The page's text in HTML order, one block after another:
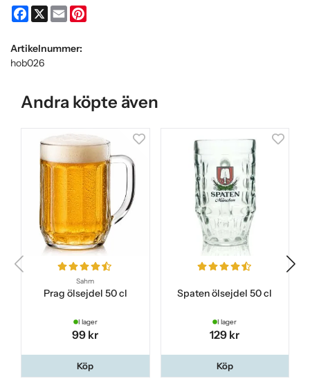
Facebook
X Email
Artikelnummer:
hob026
Andra köpte även
Sahm
Prag ölsejdel 50 cl
I lager
99 kr
Köp
Spaten ölsejdel 50 cl
I lager
129 kr
Köp